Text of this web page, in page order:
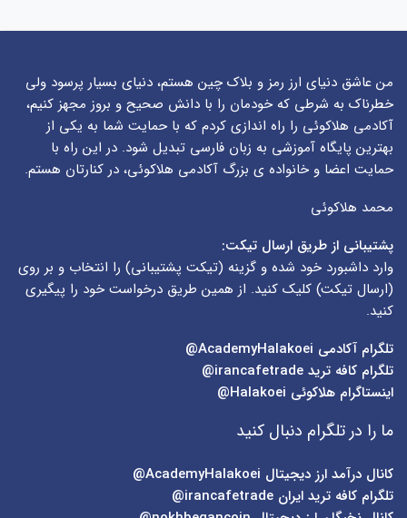
من عاشق دنیای ارز رمز و بلاک چین هستم، دنیای بسیار پرسود ولی
خطرناک به شرطی که خودمان را با دانش صحیح و بروز مجهز کنیم،
آکادمی هلاکوئی را راه اندازی کردم که با حمایت شما به یکی از
بهترین پایگاه آموزشی به زبان فارسی تبدیل شود. در این راه با
حمایت اعضا و خانواده ی بزرگ آکادمی هلاکوئی، در کنارتان هستم.
محمد هلاکوئی
پشتیبانی از طریق ارسال تیکت:
وارد داشبورد خود شده و گزینه (تیکت پشتیبانی) را انتخاب و بر روی
(ارسال تیکت) کلیک کنید. از همین طریق درخواست خود را پیگیری
کنید.
تلگرام آکادمی
تلگرام کافه ترید irancafetrade@
اینستاگرام هلاکوئی Halakoei@
ما را در تلگرام دنبال کنید
کانال درآمد ارز دیجیتال AcademyHalakoei@
تلگرام کافه ترید ایران irancafetrade@